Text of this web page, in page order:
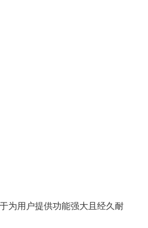
为用户提供功能强大且经久耐